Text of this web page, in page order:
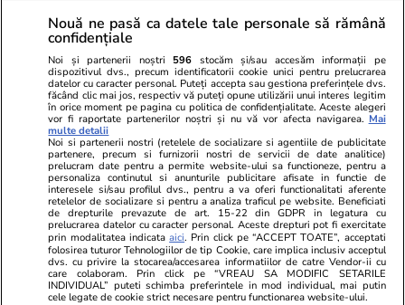
TRENDING
Horoscop 20 iul.
Horoscop 21 iulie 2026. Taurii au șansa de a
descoperi metode noi de economisire sau de
îmbunătățire a situației financiare
Stiri Mondene 17 iul.
Data oficială la care începe „Insula iubirii”
2026. Antena 1 a făcut anunțul mult așteptat
despre sezonul 10
Nouă ne pasă ca datele tale personale să rămână
confidențiale
Noi și partenerii noștri 596 stocăm și/sau accesăm informații pe
dispozitivul dvs., precum identificatorii cookie unici pentru prelucrarea
datelor cu caracter personal. Puteți accepta sau gestiona preferințele dvs.
făcând clic mai jos, respectiv vă puteți opune utilizării unui interes legitim
în orice moment pe pagina cu politica de confidențialitate. Aceste alegeri
vor fi raportate partenerilor noștri și nu vă vor afecta navigarea. Mai
multe detalii
Noi si partenerii nostri (retelele de socializare si agentiile de publicitate
partenere, precum si furnizorii nostri de servicii de date analitice)
prelucram date pentru a permite website-ului sa functioneze, pentru a
personaliza continutul si anunturile publicitare afisate in functie de
interesele si/sau profilul dvs., pentru a va oferi functionalitati aferente
retelelor de socializare si pentru a analiza traficul pe website. Beneficiati
de drepturile prevazute de art. 15-22 din GDPR in legatura cu
prelucrarea datelor cu caracter personal. Aceste drepturi pot fi exercitate
prin modalitatea indicataaici. Prin click pe “ACCEPT TOATE”, acceptati
folosirea tuturor Tehnologiilor de tip Cookie, care implica inclusiv acceptul
dvs. cu privire la stocarea/accesarea informatiilor de catre Vendor-ii cu
care colaboram. Prin click pe “VREAU SA MODIFIC SETARILE
INDIVIDUAL” puteti schimba preferintele in mod individual, mai putin
cele legate de cookie strict necesare pentru functionarea website-ului.